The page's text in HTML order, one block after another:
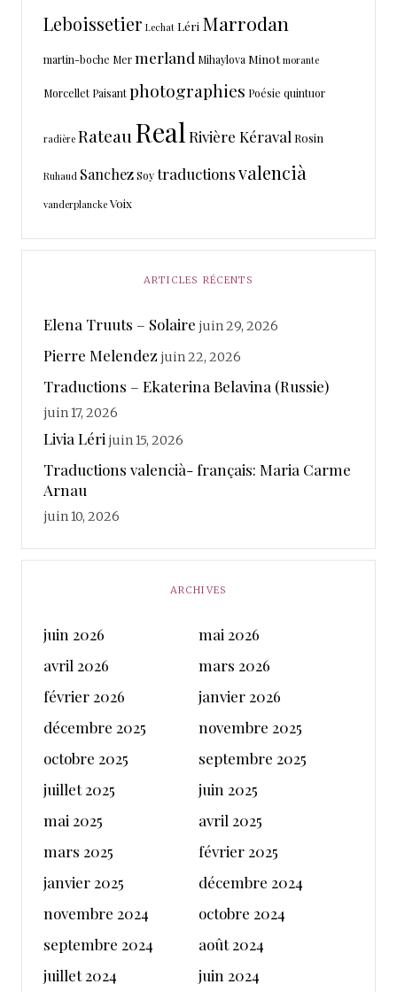
Leboissetier Lechat Léri Marrodan
martin-boche Mermerland Mihaylova Minot morante
Morcellet Paisantphotographies Poésie quintuor
radière RateauReal Rivière Kéraval Rosin
Ruhaud SanchezSoytraductionsvalencià
vanderplancke Voix
ARTICLES RÉCENTS
Elena Truuts – Solaire juin 29, 2026
Pierre Melendez juin 22, 2026
Traductions – Ekaterina Belavina (Russie)
juin 17, 2026
Livia Léri juin 15, 2026
Traductions valencià- français: Maria Carme
Arnau
juin 10, 2026
ARCHIVES
juin 2026
mai 2026
avril 2026
mars 2026
février 2026
janvier 2026
décembre 2025
novembre 2025
octobre 2025
septembre 2025
juillet 2025
juin 2025
mai 2025
avril 2025
mars 2025
février 2025
janvier 2025
décembre 2024
novembre 2024
octobre 2024
septembre 2024
août 2024
juillet 2024
juin 2024